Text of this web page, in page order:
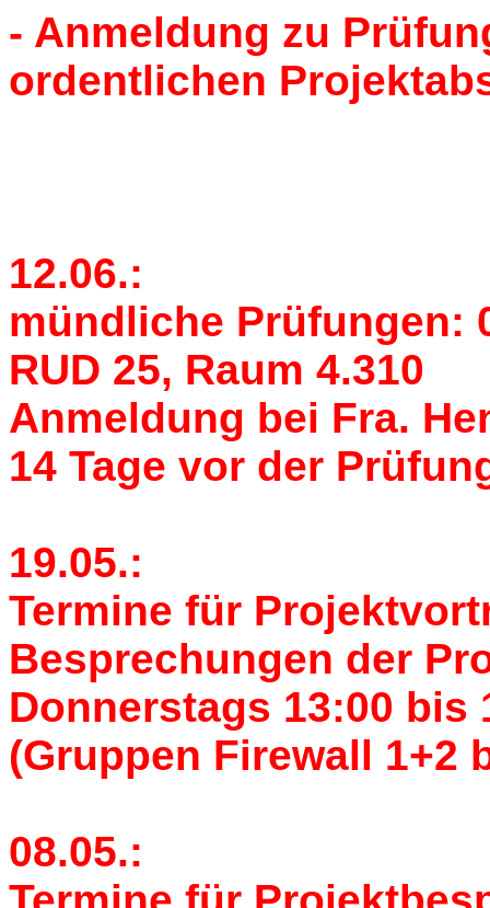
- Anmeldung zu
ordentlichen
12.06.:
mündliche Prüfungen:
RUD 25, Raum 4.310
Anmeldung bei Fra.
14 Tage vor der
19.05.:
Termine für
Besprechungen der
Donnerstags 13:00 bis
(Gruppen Firewall 1+2
08.05.: